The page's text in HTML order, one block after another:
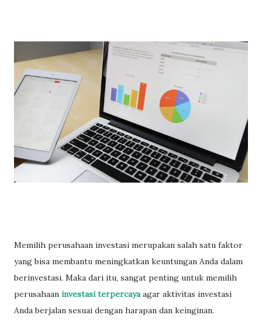
Memilih perusahaan investasi merupakan salah satu faktor
yang bisa membantu meningkatkan keuntungan Anda dalam
berinvestasi. Maka dari itu, sangat penting untuk memilih
perusahaan investasi terpercayaagar aktivitas investasi
Anda berjalan sesuai dengan harapan dan keinginan.